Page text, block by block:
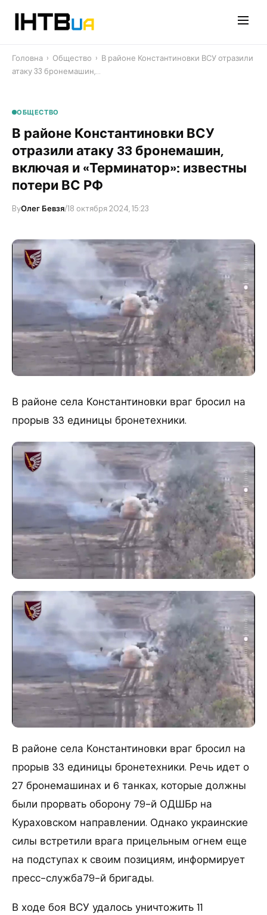
Головна › Общество › ​В районе Константиновки ВСУ отразили
атаку 33 бронемашин,…
ОБЩЕСТВО
​В районе Константиновки ВСУ
отразили атаку 33 бронемашин,
включая и «Терминатор»: известны
потери ВС РФ
ByОлег Бевзя/18 октября 2024, 15:23
В районе села Константиновки враг бросил на
прорыв 33 единицы бронетехники.
В районе села Константиновки враг бросил на
прорыв 33 единицы бронетехники. Речь идет о
27 бронемашинах и 6 танках, которые должны
были прорвать оборону 79-й ОДШБр на
Кураховском направлении. Однако украинские
силы встретили врага прицельным огнем еще
на подступах к своим позициям, информирует
пресс-служба79-й бригады.
В ходе боя ВСУ удалось уничтожить 11